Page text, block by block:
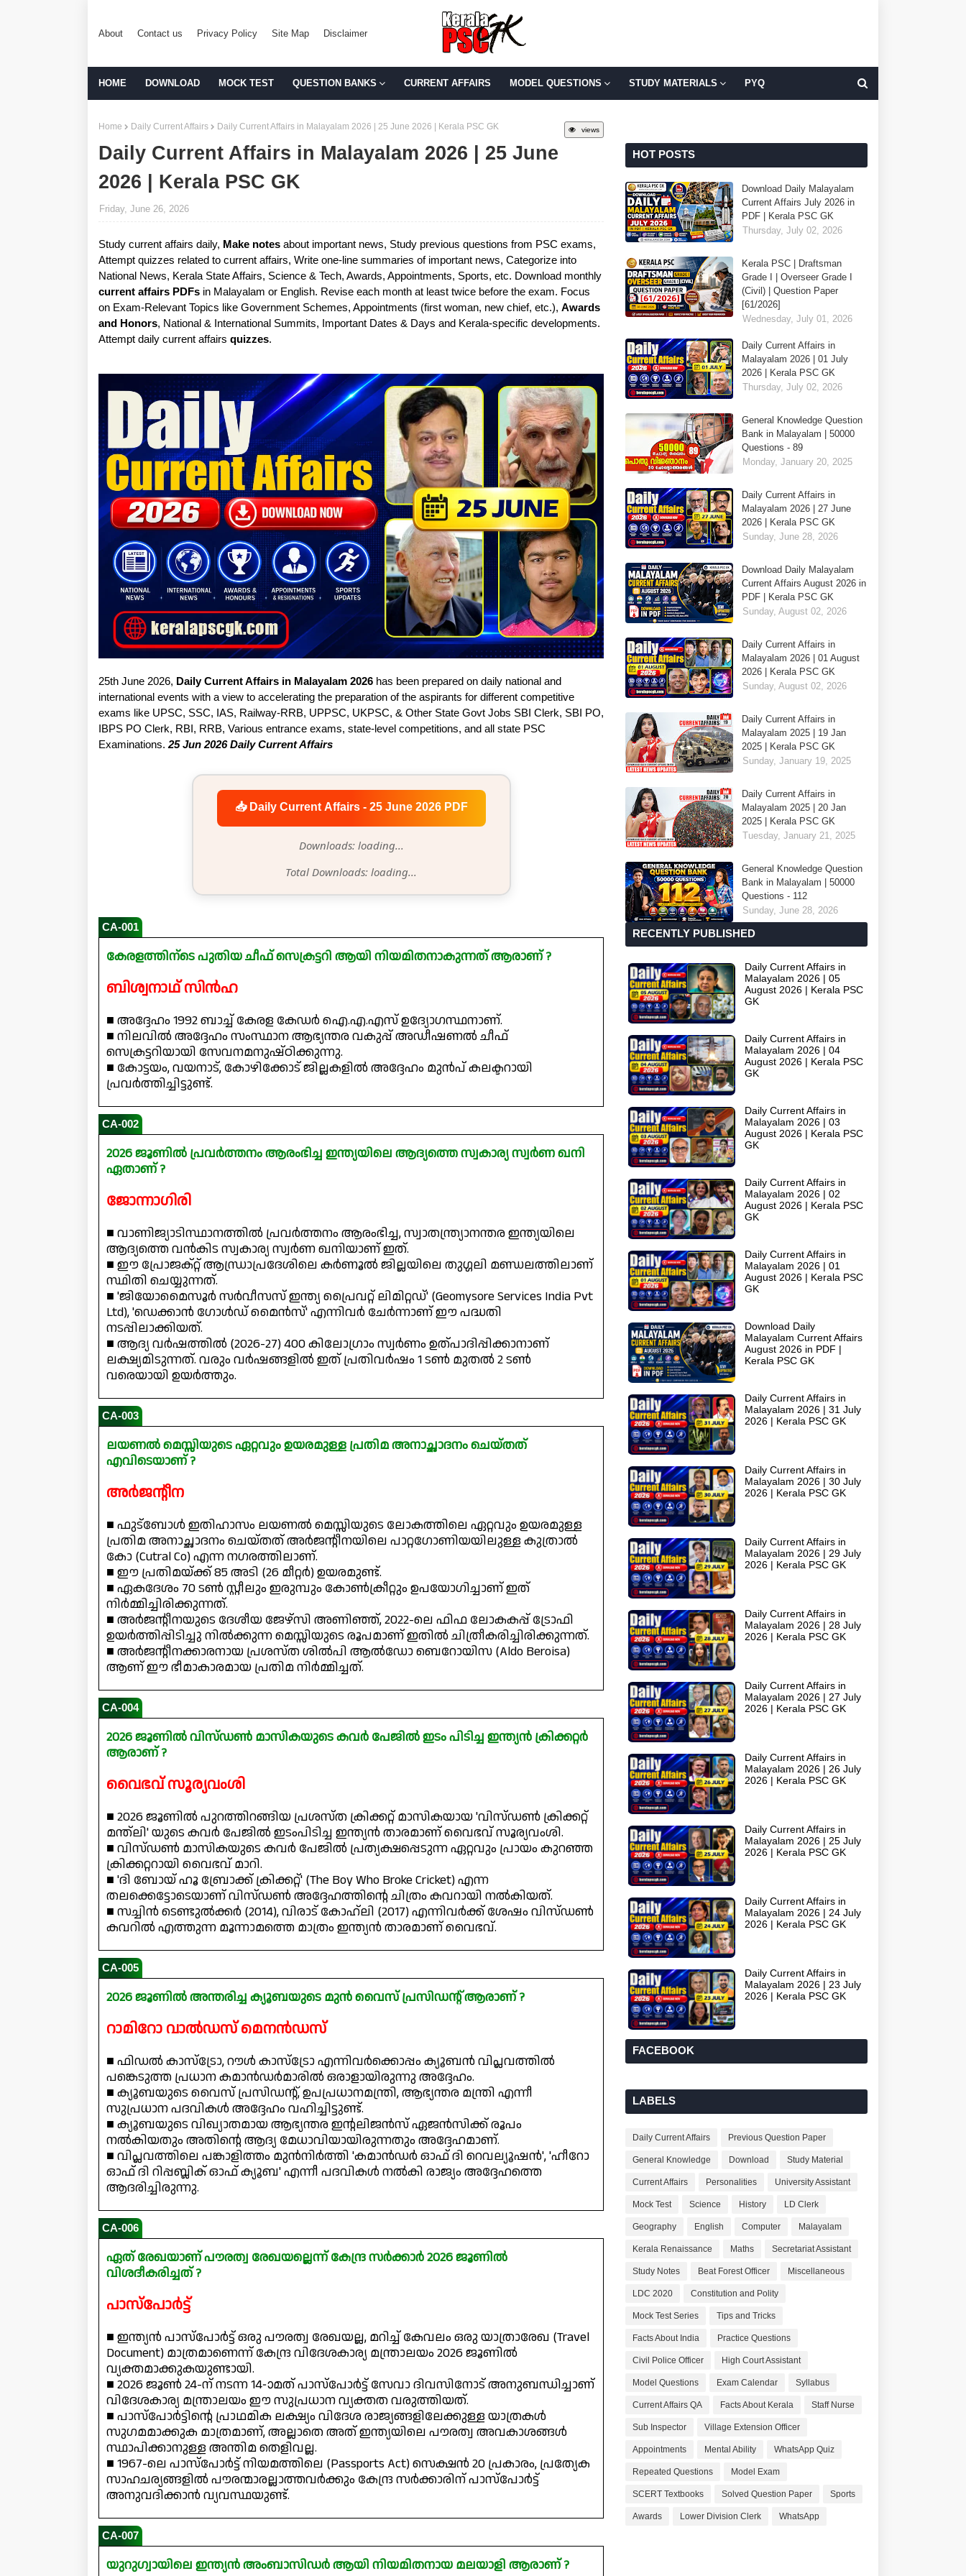
About Contact us Privacy Policy Site Map Disclaimer
HOME DOWNLOAD MOCK TEST QUESTION BANKS CURRENT AFFAIRS MODEL QUESTIONS STUDY MATERIALS PYQ
views
Home Daily Current Affairs Daily Current Affairs in Malayalam 2026 | 25 June 2026 | Kerala PSC GK
Daily Current Affairs in Malayalam 2026 | 25 June
2026 | Kerala PSC GK
Friday, June 26, 2026
Study current affairs daily, Make notes about important news, Study previous questions from PSC exams,
Attempt quizzes related to current affairs, Write one-line summaries of important news, Categorize into
National News, Kerala State Affairs, Science & Tech, Awards, Appointments, Sports, etc. Download monthly
current affairs PDFs in Malayalam or English. Revise each month at least twice before the exam. Focus
on Exam-Relevant Topics like Government Schemes, Appointments (first woman, new chief, etc.), Awards
and Honors, National & International Summits, Important Dates & Days and Kerala-specific developments.
Attempt daily current affairs quizzes.
25th June 2026, Daily Current Affairs in Malayalam 2026 has been prepared on daily national and
international events with a view to accelerating the preparation of the aspirants for different competitive
exams like UPSC, SSC, IAS, Railway-RRB, UPPSC, UKPSC, & Other State Govt Jobs SBI Clerk, SBI PO,
IBPS PO Clerk, RBI, RRB, Various entrance exams, state-level competitions, and all state PSC
Examinations. 25 Jun 2026 Daily Current Affairs
📥 Daily Current Affairs - 25 June 2026 PDF
Downloads: loading...
Total Downloads: loading...
CA-001
കേരളത്തിന്ടെ പുതിയ ചീഫ് സെക്രട്ടറി ആയി നിയമിതനാകുന്നത് ആരാണ് ?
ബിശ്വനാഥ് സിൻഹ
■ അദ്ദേഹം 1992 ബാച്ച് കേരള കേഡർ ഐ.എ.എസ് ഉദ്യോഗസ്ഥനാണ്.
■ നിലവിൽ അദ്ദേഹം സംസ്ഥാന ആഭ്യന്തര വകുപ്പ് അഡീഷണൽ ചീഫ്
സെക്രട്ടറിയായി സേവനമനുഷ്ഠിക്കുന്നു.
■ കോട്ടയം, വയനാട്, കോഴിക്കോട് ജില്ലകളിൽ അദ്ദേഹം മുൻപ് കലക്ടറായി
പ്രവർത്തിച്ചിട്ടുണ്ട്.
CA-002
2026 ജൂണിൽ പ്രവർത്തനം ആരംഭിച്ച ഇന്ത്യയിലെ ആദ്യത്തെ സ്വകാര്യ സ്വർണ ഖനി
ഏതാണ് ?
ജോന്നാഗിരി
■ വാണിജ്യാടിസ്ഥാനത്തിൽ പ്രവർത്തനം ആരംഭിച്ച, സ്വാതന്ത്ര്യാനന്തര ഇന്ത്യയിലെ
ആദ്യത്തെ വൻകിട സ്വകാര്യ സ്വർണ ഖനിയാണ് ഇത്.
■ ഈ പ്രോജക്റ്റ് ആന്ധ്രാപ്രദേശിലെ കർണൂൽ ജില്ലയിലെ തുഗ്ഗലി മണ്ഡലത്തിലാണ്
സ്ഥിതി ചെയ്യുന്നത്.
■ 'ജിയോമൈസൂർ സർവീസസ് ഇന്ത്യ പ്രൈവറ്റ് ലിമിറ്റഡ്' (Geomysore Services India Pvt
Ltd), 'ഡെക്കാൻ ഗോൾഡ് മൈൻസ്' എന്നിവർ ചേർന്നാണ് ഈ പദ്ധതി
നടപ്പിലാക്കിയത്.
■ ആദ്യ വർഷത്തിൽ (2026-27) 400 കിലോഗ്രാം സ്വർണം ഉത്പാദിപ്പിക്കാനാണ്
ലക്ഷ്യമിടുന്നത്. വരും വർഷങ്ങളിൽ ഇത് പ്രതിവർഷം 1 ടൺ മുതൽ 2 ടൺ
വരെയായി ഉയർത്തും.
CA-003
ലയണൽ മെസ്സിയുടെ ഏറ്റവും ഉയരമുള്ള പ്രതിമ അനാച്ഛാദനം ചെയ്തത്
എവിടെയാണ് ?
അർജന്റീന
■ ഫുട്ബോൾ ഇതിഹാസം ലയണൽ മെസ്സിയുടെ ലോകത്തിലെ ഏറ്റവും ഉയരമുള്ള
പ്രതിമ അനാച്ഛാദനം ചെയ്തത് അർജന്റീനയിലെ പാറ്റഗോണിയയിലുള്ള കുത്രാൽ
കോ (Cutral Co) എന്ന നഗരത്തിലാണ്.
■ ഈ പ്രതിമയ്ക്ക് 85 അടി (26 മീറ്റർ) ഉയരമുണ്ട്.
■ ഏകദേശം 70 ടൺ സ്റ്റീലും ഇരുമ്പും കോൺക്രീറ്റും ഉപയോഗിച്ചാണ് ഇത്
നിർമ്മിച്ചിരിക്കുന്നത്.
■ അർജന്റീനയുടെ ദേശീയ ജേഴ്സി അണിഞ്ഞ്, 2022-ലെ ഫിഫ ലോകകപ്പ് ട്രോഫി
ഉയർത്തിപ്പിടിച്ചു നിൽക്കുന്ന മെസ്സിയുടെ രൂപമാണ് ഇതിൽ ചിത്രീകരിച്ചിരിക്കുന്നത്.
■ അർജന്റീനക്കാരനായ പ്രശസ്ത ശിൽപി ആൽഡോ ബെറോയിസ (Aldo Beroisa)
ആണ് ഈ ഭീമാകാരമായ പ്രതിമ നിർമ്മിച്ചത്.
CA-004
2026 ജൂണിൽ വിസ്ഡൺ മാസികയുടെ കവർ പേജിൽ ഇടം പിടിച്ച ഇന്ത്യൻ ക്രിക്കറ്റർ
ആരാണ് ?
വൈഭവ് സൂര്യവംശി
■ 2026 ജൂണിൽ പുറത്തിറങ്ങിയ പ്രശസ്ത ക്രിക്കറ്റ് മാസികയായ 'വിസ്ഡൺ ക്രിക്കറ്റ്
മന്ത്‌ലി' യുടെ കവർ പേജിൽ ഇടംപിടിച്ച ഇന്ത്യൻ താരമാണ് വൈഭവ് സൂര്യവംശി.
■ വിസ്ഡൺ മാസികയുടെ കവർ പേജിൽ പ്രത്യക്ഷപ്പെടുന്ന ഏറ്റവും പ്രായം കുറഞ്ഞ
ക്രിക്കറ്ററായി വൈഭവ് മാറി.
■ 'ദി ബോയ് ഹൂ ബ്രോക്ക് ക്രിക്കറ്റ്' (The Boy Who Broke Cricket) എന്ന
തലക്കെട്ടോടെയാണ് വിസ്ഡൺ അദ്ദേഹത്തിന്റെ ചിത്രം കവറായി നൽകിയത്.
■ സച്ചിൻ ടെണ്ടുൽക്കർ (2014), വിരാട് കോഹ്‌ലി (2017) എന്നിവർക്ക് ശേഷം വിസ്ഡൺ
കവറിൽ എത്തുന്ന മൂന്നാമത്തെ മാത്രം ഇന്ത്യൻ താരമാണ് വൈഭവ്.
CA-005
2026 ജൂണിൽ അന്തരിച്ച ക്യൂബയുടെ മുൻ വൈസ് പ്രസിഡന്റ് ആരാണ് ?
റാമിറോ വാൽഡസ് മെനൻഡസ്
■ ഫിഡൽ കാസ്ട്രോ, റൗൾ കാസ്ട്രോ എന്നിവർക്കൊപ്പം ക്യൂബൻ വിപ്ലവത്തിൽ
പങ്കെടുത്ത പ്രധാന കമാൻഡർമാരിൽ ഒരാളായിരുന്നു അദ്ദേഹം.
■ ക്യൂബയുടെ വൈസ് പ്രസിഡന്റ്, ഉപപ്രധാനമന്ത്രി, ആഭ്യന്തര മന്ത്രി എന്നീ
സുപ്രധാന പദവികൾ അദ്ദേഹം വഹിച്ചിട്ടുണ്ട്.
■ ക്യൂബയുടെ വിഖ്യാതമായ ആഭ്യന്തര ഇന്റലിജൻസ് ഏജൻസിക്ക് രൂപം
നൽകിയതും അതിന്റെ ആദ്യ മേധാവിയായിരുന്നതും അദ്ദേഹമാണ്.
■ വിപ്ലവത്തിലെ പങ്കാളിത്തം മുൻനിർത്തി 'കമാൻഡർ ഓഫ് ദി റെവല്യൂഷൻ', 'ഹീറോ
ഓഫ് ദി റിപ്പബ്ലിക് ഓഫ് ക്യൂബ' എന്നീ പദവികൾ നൽകി രാജ്യം അദ്ദേഹത്തെ
ആദരിച്ചിരുന്നു.
CA-006
ഏത് രേഖയാണ് പൗരത്വ രേഖയല്ലെന്ന് കേന്ദ്ര സർക്കാർ 2026 ജൂണിൽ
വിശദീകരിച്ചത് ?
പാസ്പോർട്ട്
■ ഇന്ത്യൻ പാസ്‌പോർട്ട് ഒരു പൗരത്വ രേഖയല്ല, മറിച്ച് കേവലം ഒരു യാത്രാരേഖ (Travel
Document) മാത്രമാണെന്ന് കേന്ദ്ര വിദേശകാര്യ മന്ത്രാലയം 2026 ജൂണിൽ
വ്യക്തമാക്കുകയുണ്ടായി.
■ 2026 ജൂൺ 24-ന് നടന്ന 14-ാമത് പാസ്‌പോർട്ട് സേവാ ദിവസിനോട് അനുബന്ധിച്ചാണ്
വിദേശകാര്യ മന്ത്രാലയം ഈ സുപ്രധാന വ്യക്തത വരുത്തിയത്.
■ പാസ്‌പോർട്ടിന്റെ പ്രാഥമിക ലക്ഷ്യം വിദേശ രാജ്യങ്ങളിലേക്കുള്ള യാത്രകൾ
സുഗമമാക്കുക മാത്രമാണ്, അല്ലാതെ അത് ഇന്ത്യയിലെ പൗരത്വ അവകാശങ്ങൾ
സ്ഥാപിക്കാനുള്ള അന്തിമ തെളിവല്ല.
■ 1967-ലെ പാസ്‌പോർട്ട് നിയമത്തിലെ (Passports Act) സെക്ഷൻ 20 പ്രകാരം, പ്രത്യേക
സാഹചര്യങ്ങളിൽ പൗരന്മാരല്ലാത്തവർക്കും കേന്ദ്ര സർക്കാരിന് പാസ്‌പോർട്ട്
അനുവദിക്കാൻ വ്യവസ്ഥയുണ്ട്.
CA-007
യുറുഗ്വായിലെ ഇന്ത്യൻ അംബാസിഡർ ആയി നിയമിതനായ മലയാളി ആരാണ് ?
HOT POSTS
Download Daily Malayalam
Current Affairs July 2026 in
PDF | Kerala PSC GK
Thursday, July 02, 2026
Kerala PSC | Draftsman
Grade I | Overseer Grade I
(Civil) | Question Paper
[61/2026]
Wednesday, July 01, 2026
Daily Current Affairs in
Malayalam 2026 | 01 July
2026 | Kerala PSC GK
Thursday, July 02, 2026
General Knowledge Question
Bank in Malayalam | 50000
Questions - 89
Monday, January 20, 2025
Daily Current Affairs in
Malayalam 2026 | 27 June
2026 | Kerala PSC GK
Sunday, June 28, 2026
Download Daily Malayalam
Current Affairs August 2026 in
PDF | Kerala PSC GK
Sunday, August 02, 2026
Daily Current Affairs in
Malayalam 2026 | 01 August
2026 | Kerala PSC GK
Sunday, August 02, 2026
Daily Current Affairs in
Malayalam 2025 | 19 Jan
2025 | Kerala PSC GK
Sunday, January 19, 2025
Daily Current Affairs in
Malayalam 2025 | 20 Jan
2025 | Kerala PSC GK
Tuesday, January 21, 2025
General Knowledge Question
Bank in Malayalam | 50000
Questions - 112
Sunday, June 28, 2026
RECENTLY PUBLISHED
Daily Current Affairs in
Malayalam 2026 | 05
August 2026 | Kerala PSC
GK
Daily Current Affairs in
Malayalam 2026 | 04
August 2026 | Kerala PSC
GK
Daily Current Affairs in
Malayalam 2026 | 03
August 2026 | Kerala PSC
GK
Daily Current Affairs in
Malayalam 2026 | 02
August 2026 | Kerala PSC
GK
Daily Current Affairs in
Malayalam 2026 | 01
August 2026 | Kerala PSC
GK
Download Daily
Malayalam Current Affairs
August 2026 in PDF |
Kerala PSC GK
Daily Current Affairs in
Malayalam 2026 | 31 July
2026 | Kerala PSC GK
Daily Current Affairs in
Malayalam 2026 | 30 July
2026 | Kerala PSC GK
Daily Current Affairs in
Malayalam 2026 | 29 July
2026 | Kerala PSC GK
Daily Current Affairs in
Malayalam 2026 | 28 July
2026 | Kerala PSC GK
Daily Current Affairs in
Malayalam 2026 | 27 July
2026 | Kerala PSC GK
Daily Current Affairs in
Malayalam 2026 | 26 July
2026 | Kerala PSC GK
Daily Current Affairs in
Malayalam 2026 | 25 July
2026 | Kerala PSC GK
Daily Current Affairs in
Malayalam 2026 | 24 July
2026 | Kerala PSC GK
Daily Current Affairs in
Malayalam 2026 | 23 July
2026 | Kerala PSC GK
FACEBOOK
LABELS
Daily Current Affairs Previous Question Paper
General Knowledge Download Study Material
Current Affairs Personalities University Assistant
Mock Test Science History LD Clerk
Geography English Computer Malayalam
Kerala Renaissance Maths Secretariat Assistant
Study Notes Beat Forest Officer Miscellaneous
LDC 2020 Constitution and Polity
Mock Test Series Tips and Tricks
Facts About India Practice Questions
Civil Police Officer High Court Assistant
Model Questions Exam Calendar Syllabus
Current Affairs QA Facts About Kerala Staff Nurse
Sub Inspector Village Extension Officer
Appointments Mental Ability WhatsApp Quiz
Repeated Questions Model Exam
SCERT Textbooks Solved Question Paper Sports
Awards Lower Division Clerk WhatsApp